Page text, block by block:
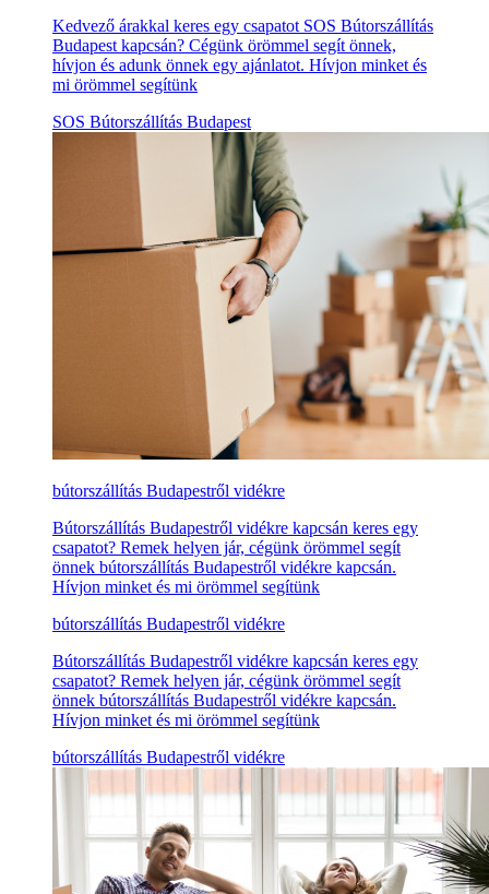
Kedvező árakkal keres egy csapatot SOS Bútorszállítás
Budapest kapcsán? Cégünk örömmel segít önnek,
hívjon és adunk önnek egy ajánlatot. Hívjon minket és
mi örömmel segítünk
SOS Bútorszállítás Budapest
bútorszállítás Budapestről vidékre
Bútorszállítás Budapestről vidékre kapcsán keres egy
csapatot? Remek helyen jár, cégünk örömmel segít
önnek bútorszállítás Budapestről vidékre kapcsán.
Hívjon minket és mi örömmel segítünk
bútorszállítás Budapestről vidékre
Bútorszállítás Budapestről vidékre kapcsán keres egy
csapatot? Remek helyen jár, cégünk örömmel segít
önnek bútorszállítás Budapestről vidékre kapcsán.
Hívjon minket és mi örömmel segítünk
bútorszállítás Budapestről vidékre